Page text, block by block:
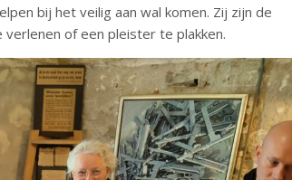
bij het veilig aan wal komen. Zij zijn de
of een pleister te plakken.